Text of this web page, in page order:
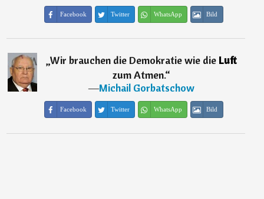
Facebook Twitter WhatsApp Bild
„Wir brauchen die Demokratie wie die Luft
zum Atmen.“
―Michail Gorbatschow
Facebook Twitter WhatsApp Bild